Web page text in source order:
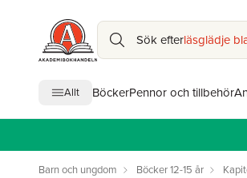
Sök efterläsglädje
Allt BöckerPennor och tillbehör
Barn och ungdom Böcker 12-15 år